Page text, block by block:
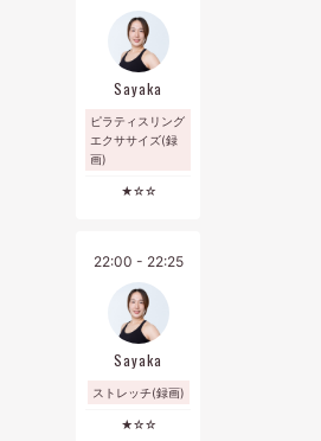
Sayaka
ピラティスリング
エクササイズ(録
画)
★☆☆
22:00 - 22:25
Sayaka
ストレッチ(録画)
★☆☆